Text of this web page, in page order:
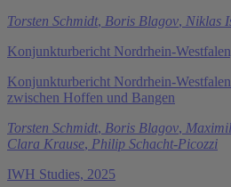
Torsten Schmidt, Boris Blagov, Niklas
Konjunkturbericht Nordrhein-
Konjunkturbericht Nordrhein-
zwischen Hoffen und Bangen
Torsten Schmidt, Boris Blagov,
Clara Krause, Philip Schacht-Picozzi
IWH Studies, 2025